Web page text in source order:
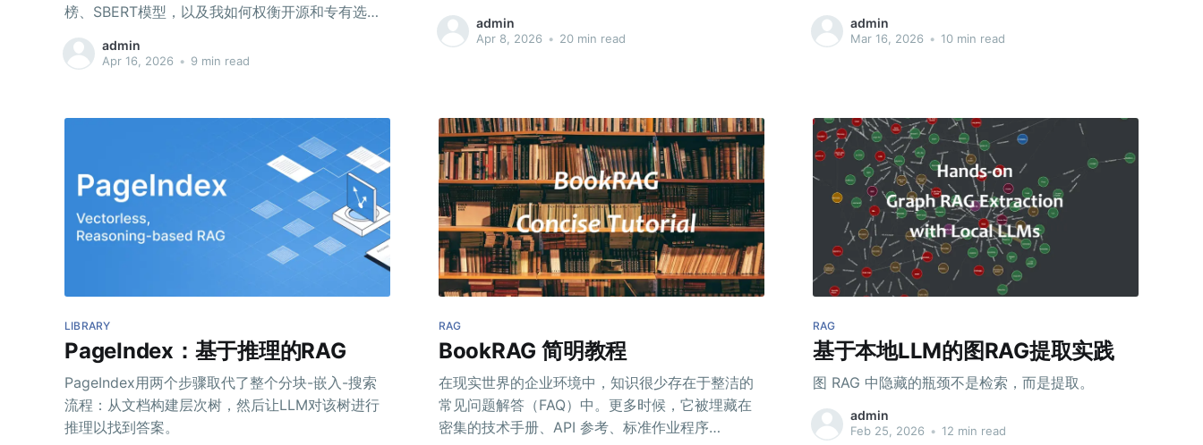
榜、SBERT模型，以及我如何权衡开源和专有选项
之间的取舍。
admin
Apr 16, 2026 • 9 min read
admin
Apr 8, 2026 • 20 min read
admin
Mar 16, 2026 • 10 min read
LIBRARY
PageIndex：基于推理的RAG
PageIndex用两个步骤取代了整个分块-嵌入-搜索
流程：从文档构建层次树，然后让LLM对该树进行
推理以找到答案。
RAG
BookRAG 简明教程
在现实世界的企业环境中，知识很少存在于整洁的
常见问题解答（FAQ）中。更多时候，它被埋藏在
密集的技术手册、API 参考、标准作业程序
RAG
基于本地LLM的图RAG提取实践
图 RAG 中隐藏的瓶颈不是检索，而是提取。
admin
Feb 25, 2026 • 12 min read